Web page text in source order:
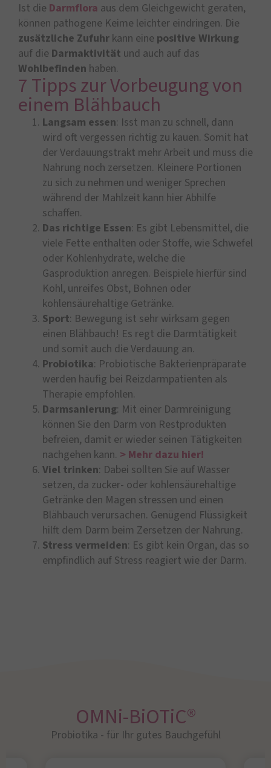
Ist die Darmflora aus dem Gleichgewicht geraten,
können pathogene Keime leichter eindringen. Die
zusätzliche Zufuhr kann eine positive Wirkung
auf die Darmaktivität und auch auf das
Wohlbefinden haben.
7 Tipps zur Vorbeugung von
einem Blähbauch
Langsam essen: Isst man zu schnell, dann
wird oft vergessen richtig zu kauen. Somit hat
der Verdauungstrakt mehr Arbeit und muss die
Nahrung noch zersetzen. Kleinere Portionen
zu sich zu nehmen und weniger Sprechen
während der Mahlzeit kann hier Abhilfe
schaffen.
Das richtige Essen: Es gibt Lebensmittel, die
viele Fette enthalten oder Stoffe, wie Schwefel
oder Kohlenhydrate, welche die
Gasproduktion anregen. Beispiele hierfür sind
Kohl, unreifes Obst, Bohnen oder
kohlensäurehaltige Getränke.
Sport: Bewegung ist sehr wirksam gegen
einen Blähbauch! Es regt die Darmtätigkeit
und somit auch die Verdauung an.
Probiotika: Probiotische Bakterienpräparate
werden häufig bei Reizdarmpatienten als
Therapie empfohlen.
Darmsanierung: Mit einer Darmreinigung
können Sie den Darm von Restprodukten
befreien, damit er wieder seinen Tätigkeiten
nachgehen kann. > Mehr dazu hier!
Viel trinken: Dabei sollten Sie auf Wasser
setzen, da zucker- oder kohlensäurehaltige
Getränke den Magen stressen und einen
Blähbauch verursachen. Genügend Flüssigkeit
hilft dem Darm beim Zersetzen der Nahrung.
Stress vermeiden: Es gibt kein Organ, das so
empfindlich auf Stress reagiert wie der Darm.
OMNi-BiOTiC®
Probiotika - für Ihr gutes Bauchgefühl​